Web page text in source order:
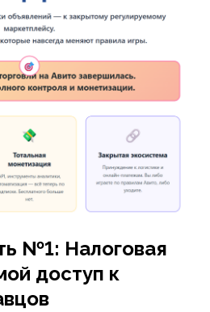
№1: Налоговая
доступ к